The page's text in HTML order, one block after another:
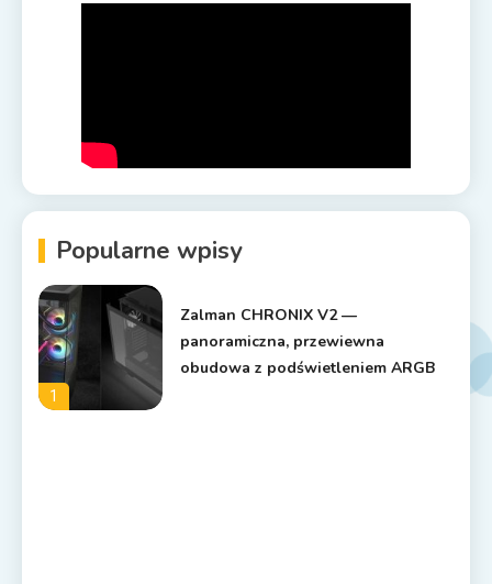
Popularne wpisy
1
Zalman CHRONIX V2 —
panoramiczna, przewiewna
obudowa z podświetleniem ARGB